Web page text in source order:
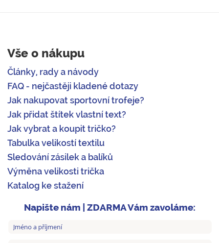
Vše o nákupu
Články, rady a návody
FAQ - nejčastěji kladené dotazy
Jak nakupovat sportovní trofeje?
Jak přidat štítek vlastní text?
Jak vybrat a koupit tričko?
Tabulka velikostí textilu
Sledování zásilek a balíků
Výměna velikosti trička
Katalog ke stažení
Napište nám | ZDARMA Vám zavoláme: